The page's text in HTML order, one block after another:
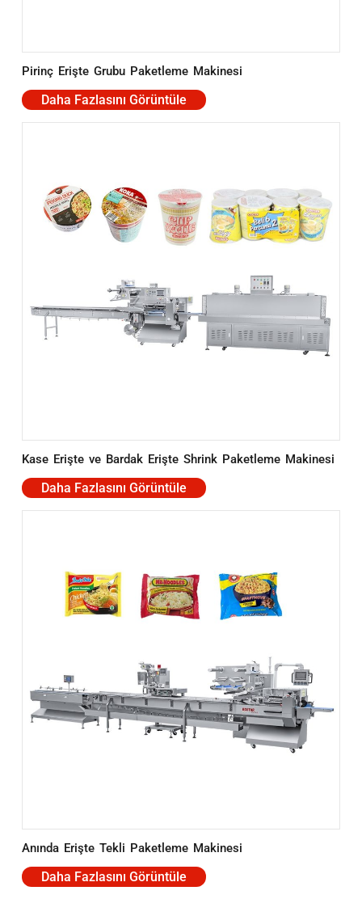
Pirinç Erişte Grubu Paketleme Makinesi
Daha Fazlasını Görüntüle
Kase Erişte ve Bardak Erişte Shrink Paketleme Makinesi
Daha Fazlasını Görüntüle
Anında Erişte Tekli Paketleme Makinesi
Daha Fazlasını Görüntüle